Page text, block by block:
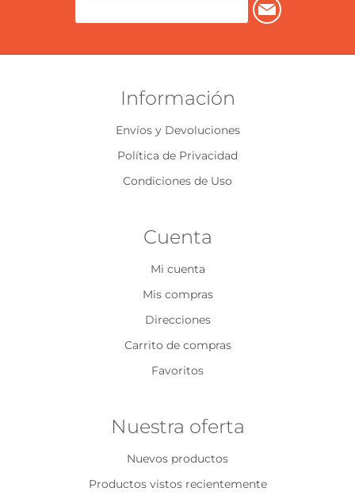
Información
Envíos y Devoluciones
Política de Privacidad
Condiciones de Uso
Cuenta
Mi cuenta
Mis compras
Direcciones
Carrito de compras
Favoritos
Nuestra oferta
Nuevos productos
Productos vistos recientemente